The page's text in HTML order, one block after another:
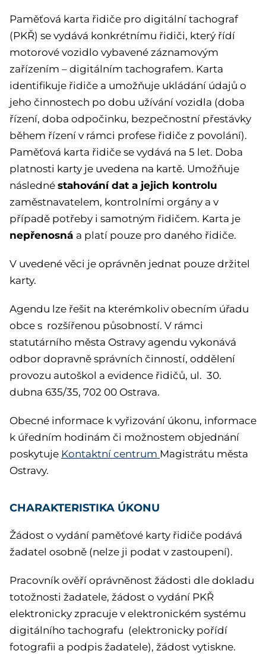
Paměťová karta řidiče pro digitální tachograf
(PKŘ) se vydává konkrétnímu řidiči, který řídí
motorové vozidlo vybavené záznamovým
zařízením – digitálním tachografem. Karta
identifikuje řidiče a umožňuje ukládání údajů o
jeho činnostech po dobu užívání vozidla (doba
řízení, doba odpočinku, bezpečnostní přestávky
během řízení v rámci profese řidiče z povolání).
Paměťová karta řidiče se vydává na 5 let. Doba
platnosti karty je uvedena na kartě. Umožňuje
následné stahování dat a jejich kontrolu
zaměstnavatelem, kontrolními orgány a v
případě potřeby i samotným řidičem. Karta je
nepřenosná a platí pouze pro daného řidiče.
V uvedené věci je oprávněn jednat pouze držitel
karty.
Agendu lze řešit na kterémkoliv obecním úřadu
obce s rozšířenou působností. V rámci
statutárního města Ostravy agendu vykonává
odbor dopravně správních činností, oddělení
provozu autoškol a evidence řidičů, ul. 30.
dubna 635/35, 702 00 Ostrava.
Obecné informace k vyřizování úkonu, informace
k úředním hodinám či možnostem objednání
poskytuje Kontaktní centrum Magistrátu města
Ostravy.
CHARAKTERISTIKA ÚKONU
Žádost o vydání paměťové karty řidiče podává
žadatel osobně (nelze ji podat v zastoupení).
Pracovník ověří oprávněnost žádosti dle dokladu
totožnosti žadatele, žádost o vydání PKŘ
elektronicky zpracuje v elektronickém systému
digitálního tachografu (elektronicky pořídí
fotografii a podpis žadatele), žádost vytiskne.